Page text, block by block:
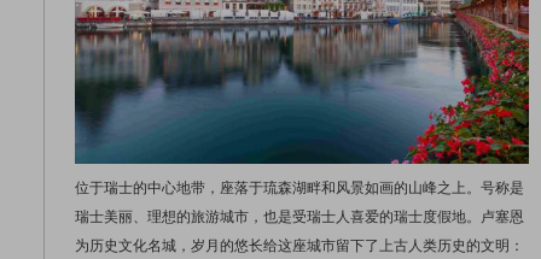
位于瑞士的中心地带，座落于琉森湖畔和风景如画的山峰之上。号称是
瑞士美丽、理想的旅游城市，也是受瑞士人喜爱的瑞士度假地。卢塞恩
为历史文化名城，岁月的悠长给这座城市留下了上古人类历史的文明：